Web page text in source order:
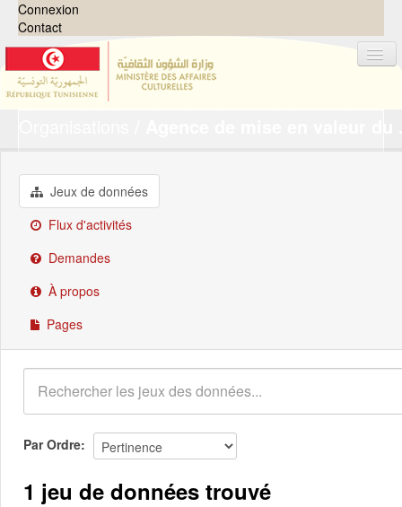
Connexion
Contact
Groupes
Demandes
À propos
Jeux de données
Flux d'activités
Demandes
À propos
Pages
Par Ordre
1 jeu de données trouvé